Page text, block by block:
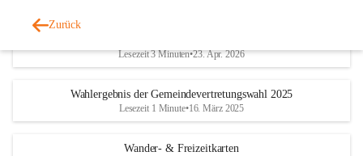
Zurück
Lesezeit 3 Minuten•23. Apr. 2026
Wahlergebnis der Gemeindevertretungswahl 2025
Lesezeit 1 Minute•16. März 2025
Wander- & Freizeitkarten